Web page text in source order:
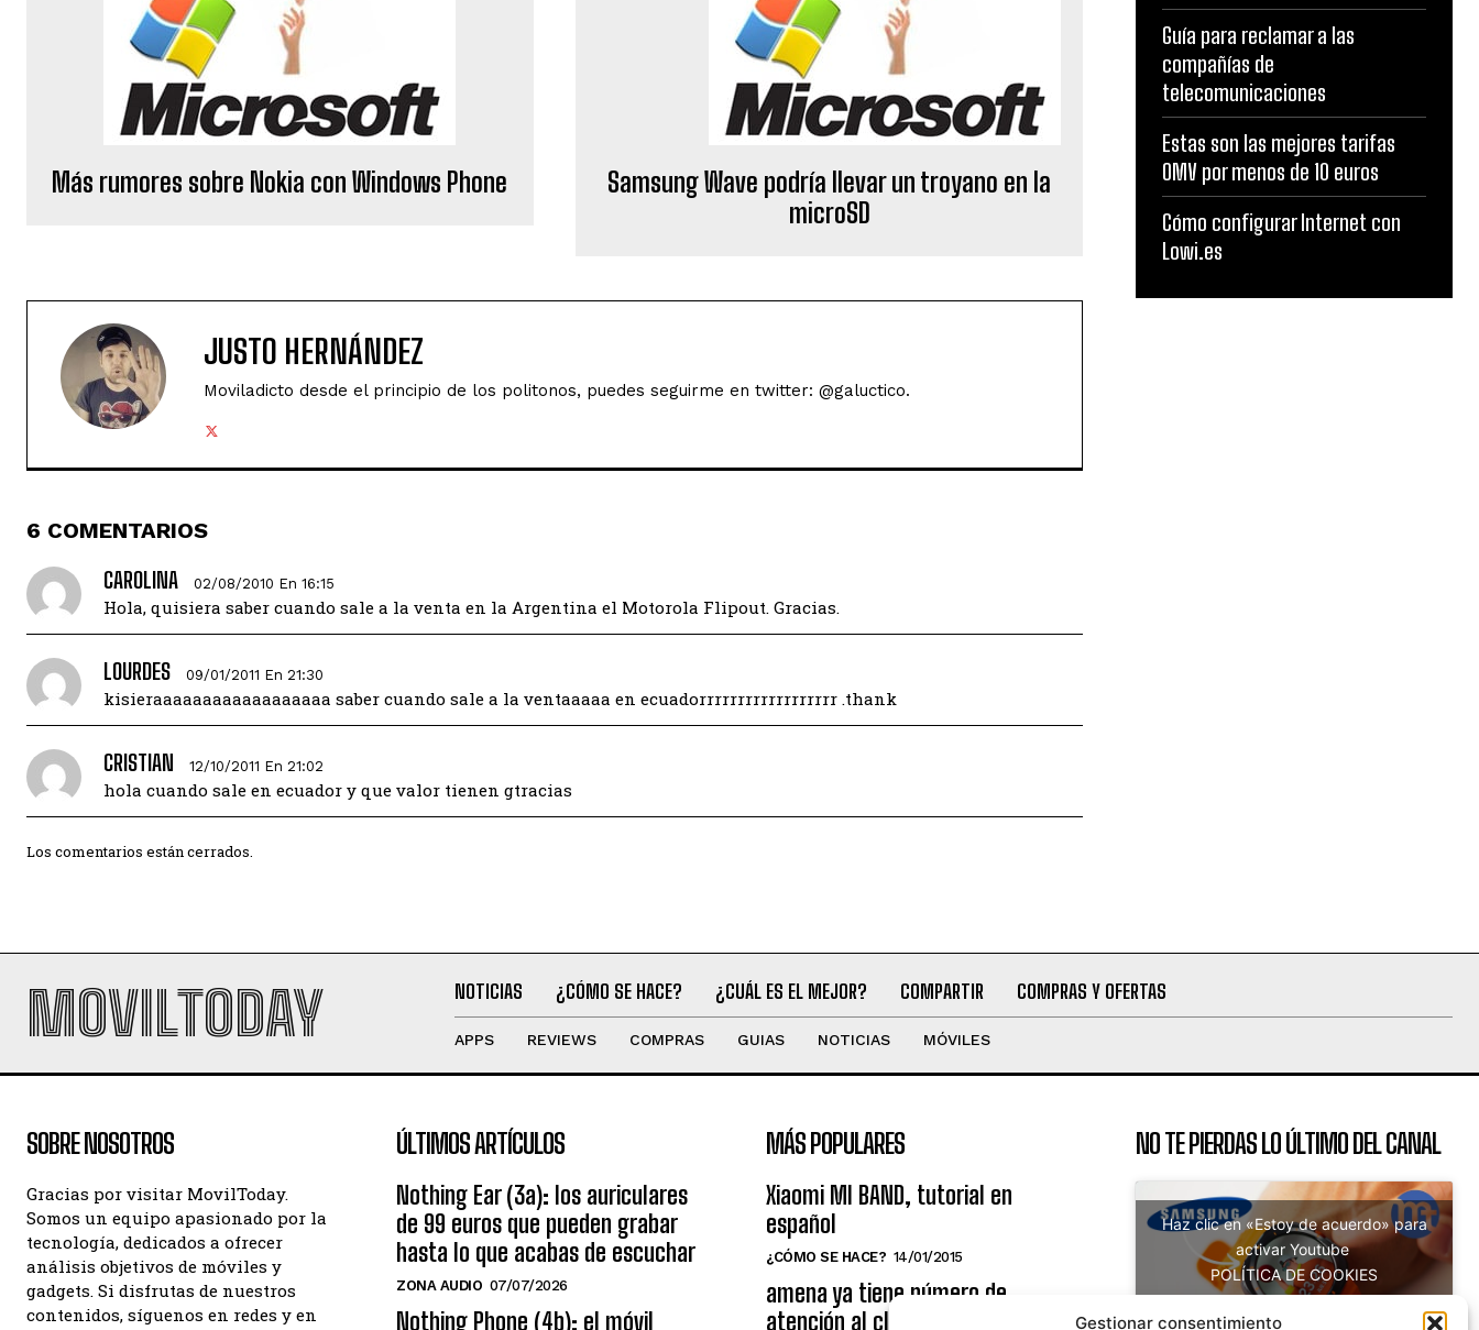
Gestionar consentimiento
Más rumores sobre Nokia con Windows Phone
Samsung Wave podría llevar un troyano en la
microSD
JUSTO HERNÁNDEZ
Moviladicto desde el principio de los politonos, puedes seguirme en twitter: @galuctico.
6 COMENTARIOS
CAROLINA
02/08/2010 En 16:15
Hola, quisiera saber cuando sale a la venta en la Argentina el Motorola Flipout. Gracias.
LOURDES 09/01/2011 En 21:30
kisieraaaaaaaaaaaaaaaaaa saber cuando sale a la ventaaaaa en ecuadorrrrrrrrrrrrrrrrrr .thank
CRISTIAN 12/10/2011 En 21:02
hola cuando sale en ecuador y que valor tienen gtracias
Los comentarios están cerrados.
Guía para reclamar a las
compañías de
telecomunicaciones
Estas son las mejores tarifas
OMV por menos de 10 euros
Cómo configurar Internet con
Lowi.es
MOVILTODAY NOTICIAS ¿CÓMO SE HACE? ¿CUÁL ES EL MEJOR? COMPARTIR COMPRAS Y OFERTAS
APPS REVIEWS COMPRAS GUIAS NOTICIAS MÓVILES
SOBRE NOSOTROS
Gracias por visitar MovilToday.
Somos un equipo apasionado por la
tecnología, dedicados a ofrecer
análisis objetivos de móviles y
gadgets. Si disfrutas de nuestros
contenidos, síguenos en redes y en
ÚLTIMOS ARTÍCULOS
Nothing Ear (3a): los auriculares
de 99 euros que pueden grabar
hasta lo que acabas de escuchar
ZONA AUDIO 07/07/2026
Nothing Phone (4b): el móvil
MÁS POPULARES
Xiaomi MI BAND, tutorial en
español
¿CÓMO SE HACE? 14/01/2015
amena ya tiene número de
atención al cliente gratuito
NO TE PIERDAS LO ÚLTIMO DEL CANAL
Haz clic en «Estoy de acuerdo» para
activar Youtube
POLÍTICA DE COOKIES
Estoy de acuerdo